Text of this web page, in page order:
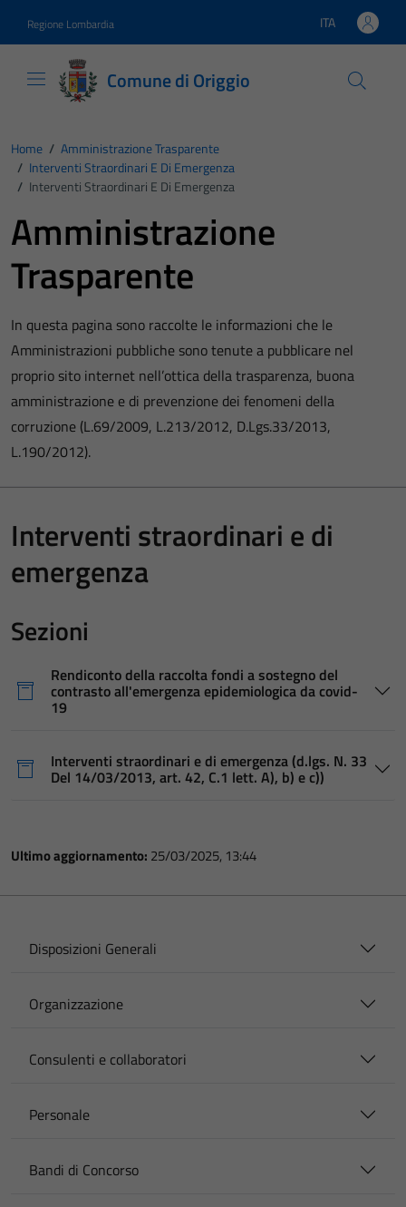
Regione Lombardia Lingua attiva:
ITA
Comune di Origgio
Home / Amministrazione Trasparente
/ Interventi Straordinari E Di Emergenza
/ Interventi Straordinari E Di Emergenza
Amministrazione
Trasparente
In questa pagina sono raccolte le informazioni che le
Amministrazioni pubbliche sono tenute a pubblicare nel
proprio sito internet nell’ottica della trasparenza, buona
amministrazione e di prevenzione dei fenomeni della
corruzione (L.69/2009, L.213/2012, D.Lgs.33/2013,
L.190/2012).
Interventi straordinari e di
emergenza
Sezioni
Rendiconto della raccolta fondi a sostegno del
contrasto all'emergenza epidemiologica da covid-
19
Interventi straordinari e di emergenza (d.lgs. N. 33
Del 14/03/2013, art. 42, C.1 lett. A), b) e c))
Ultimo aggiornamento: 25/03/2025, 13:44
Disposizioni Generali
Organizzazione
Consulenti e collaboratori
Personale
Bandi di Concorso